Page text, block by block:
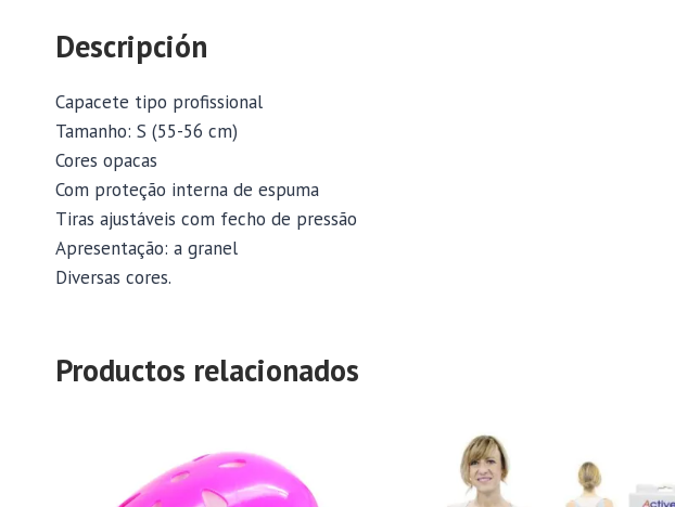
Descripción
Capacete tipo profissional
Tamanho: S (55-56 cm)
Cores opacas
Com proteção interna de espuma
Tiras ajustáveis com fecho de pressão
Apresentação: a granel
Diversas cores.
Productos relacionados